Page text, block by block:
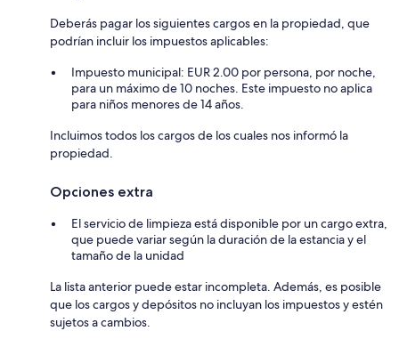
Deberás pagar los siguientes cargos en la propiedad, que
podrían incluir los impuestos aplicables:
Impuesto municipal: EUR 2.00 por persona, por noche,
para un máximo de 10 noches. Este impuesto no aplica
para niños menores de 14 años.
Incluimos todos los cargos de los cuales nos informó la
propiedad.
Opciones extra
El servicio de limpieza está disponible por un cargo extra,
que puede variar según la duración de la estancia y el
tamaño de la unidad
La lista anterior puede estar incompleta. Además, es posible
que los cargos y depósitos no incluyan los impuestos y estén
sujetos a cambios.